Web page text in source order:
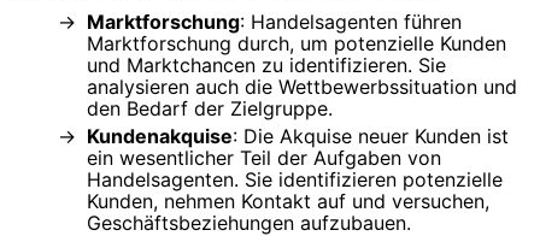
Marktforschung: Handelsagenten führen
Marktforschung durch, um potenzielle Kunden
und Marktchancen zu identifizieren. Sie
analysieren auch die Wettbewerbssituation und
den Bedarf der Zielgruppe.
Kundenakquise: Die Akquise neuer Kunden ist
ein wesentlicher Teil der Aufgaben von
Handelsagenten. Sie identifizieren potenzielle
Kunden, nehmen Kontakt auf und versuchen,
Geschäftsbeziehungen aufzubauen.